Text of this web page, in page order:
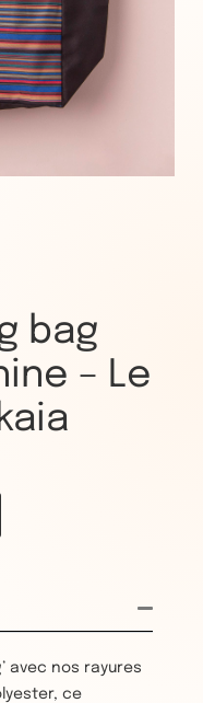
bag
– Le
avec nos rayures
ce